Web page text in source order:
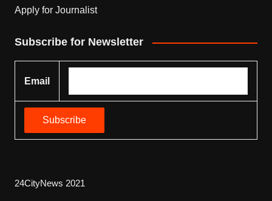
Apply for Journalist
Subscribe for Newsletter
Email
24CityNews 2021